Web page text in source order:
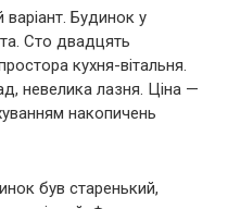
Будинок у
Сто двадцять
кухня-вітальня.
невелика лазня. Ціна —
накопичень
був старенький,